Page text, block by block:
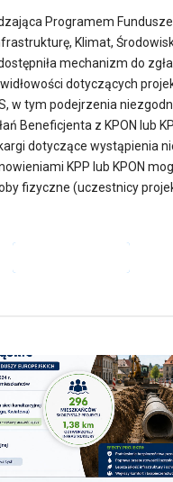
Programem Fundusze
Klimat,
mechanizm do
dotyczących
w tym podejrzenia
Beneficjenta z KPON lub
dotyczące wystąpienia
KPP lub KPON
fizyczne (uczestnicy